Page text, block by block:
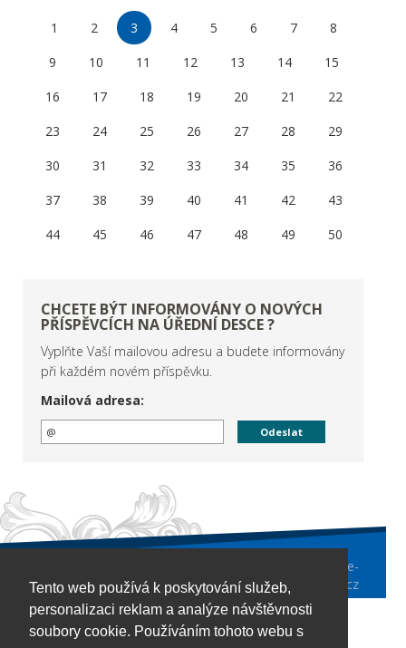
Tento web používá k poskytování služeb,
personalizaci reklam a analýze návštěvnosti
soubory cookie. Používáním tohoto webu s
1 2 3 4 5 6 7
8
9
10 11 12 13 14
15
16
17 18 19 20 21
22
23
24 25 26 27 28
29
30
31 32 33 34 35
36
37
38 39 40 41 42
43
44
45 46 47 48 49 50
CHCETE BÝT INFORMOVÁNY O NOVÝCH
PŘÍSPĚVCÍCH NA ÚŘEDNÍ DESCE ?
Vyplňte Vaší mailovou adresu a budete informovány
při každém novém příspěvku.
Mailová adresa:
/ tel.: +420 376 596 213 / e-
mail: urad@ounezamyslice.cz